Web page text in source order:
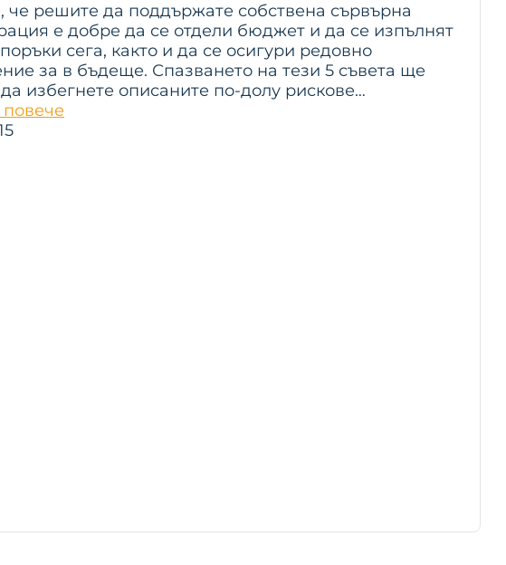
че решите да поддържате собствена сървърна
е добре да се отдели бюджет и да се изпълнят
сега, както и да се осигури редовно
за в бъдеще. Спазването на тези 5 съвета ще
избегнете описаните по-долу рискове…